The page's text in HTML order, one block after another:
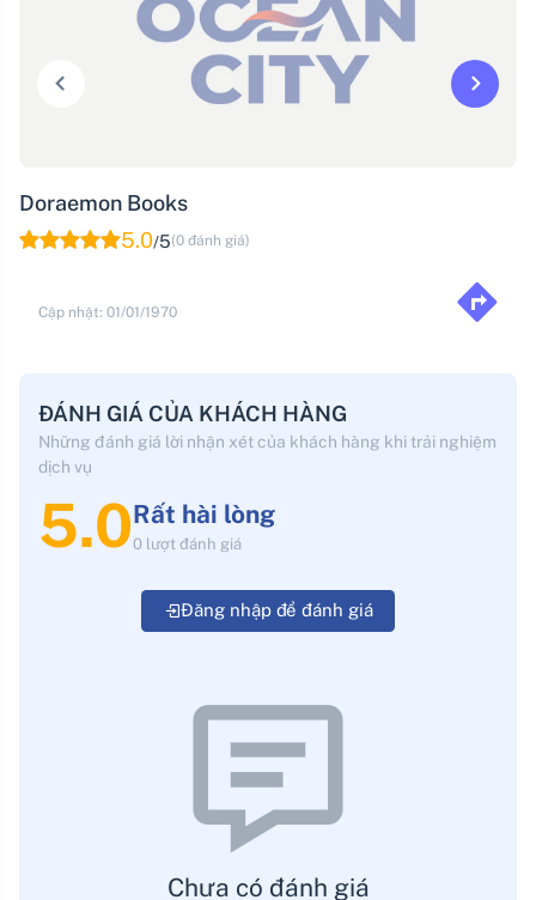
Doraemon Books
5.0/5(0 đánh giá)
Cập nhật: 01/01/1970
ĐÁNH GIÁ CỦA KHÁCH HÀNG
Những đánh giá lời nhận xét của khách hàng khi trải nghiệm
dịch vụ
5.0Rất hài lòng
0 lượt đánh giá
Đăng nhập để đánh giá
Chưa có đánh giá